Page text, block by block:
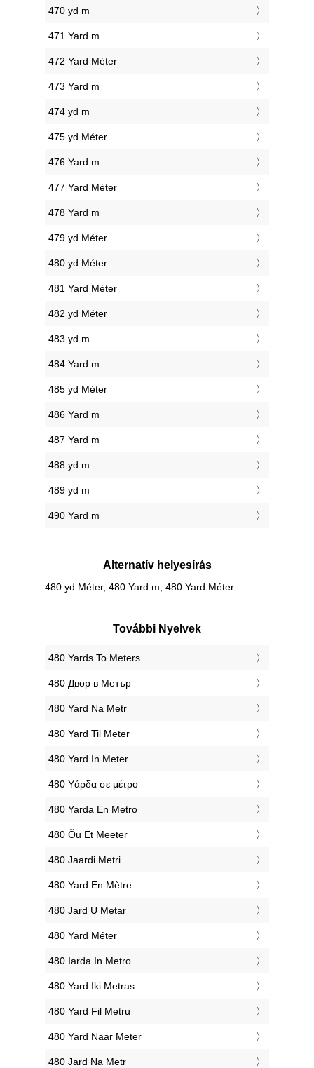
470 yd m
471 Yard m
472 Yard Méter
473 Yard m
474 yd m
475 yd Méter
476 Yard m
477 Yard Méter
478 Yard m
479 yd Méter
480 yd Méter
481 Yard Méter
482 yd Méter
483 yd m
484 Yard m
485 yd Méter
486 Yard m
487 Yard m
488 yd m
489 yd m
490 Yard m
Alternatív helyesírás
480 yd Méter, 480 Yard m, 480 Yard Méter
További Nyelvek
‎480 Yards To Meters
‎480 Двор в Метър
‎480 Yard Na Metr
‎480 Yard Til Meter
‎480 Yard In Meter
‎480 Υάρδα σε μέτρο
‎480 Yarda En Metro
‎480 Õu Et Meeter
‎480 Jaardi Metri
‎480 Yard En Mètre
‎480 Jard U Metar
‎480 Yard Méter
‎480 Iarda In Metro
‎480 Yard Iki Metras
‎480 Yard Fil Metru
‎480 Yard Naar Meter
‎480 Jard Na Metr